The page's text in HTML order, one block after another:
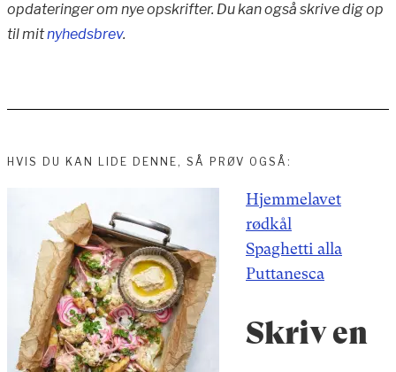
opdateringer om nye opskrifter. Du kan også skrive dig op
til mitnyhedsbrev.
HVIS DU KAN LIDE DENNE, SÅ PRØV OGSÅ:
IndlægsnavigationHjemmelavet
rødkål
Spaghetti alla
Puttanesca
Skriv en